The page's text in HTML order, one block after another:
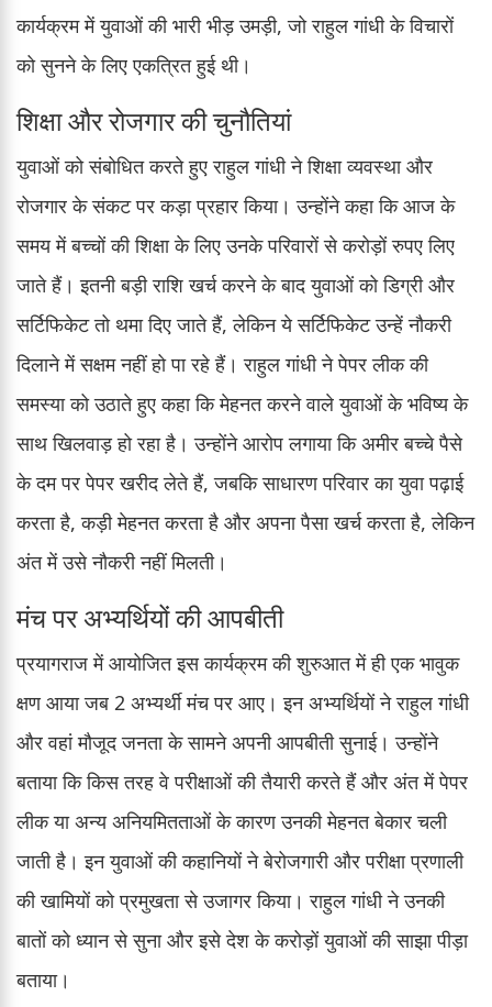
कार्यक्रम में युवाओं की भारी भीड़ उमड़ी, जो राहुल गांधी के विचारों
को सुनने के लिए एकत्रित हुई थी।
शिक्षा और रोजगार की चुनौतियां
युवाओं को संबोधित करते हुए राहुल गांधी ने शिक्षा व्यवस्था और
रोजगार के संकट पर कड़ा प्रहार किया। उन्होंने कहा कि आज के
समय में बच्चों की शिक्षा के लिए उनके परिवारों से करोड़ों रुपए लिए
जाते हैं। इतनी बड़ी राशि खर्च करने के बाद युवाओं को डिग्री और
सर्टिफिकेट तो थमा दिए जाते हैं, लेकिन ये सर्टिफिकेट उन्हें नौकरी
दिलाने में सक्षम नहीं हो पा रहे हैं। राहुल गांधी ने पेपर लीक की
समस्या को उठाते हुए कहा कि मेहनत करने वाले युवाओं के भविष्य के
साथ खिलवाड़ हो रहा है। उन्होंने आरोप लगाया कि अमीर बच्चे पैसे
के दम पर पेपर खरीद लेते हैं, जबकि साधारण परिवार का युवा पढ़ाई
करता है, कड़ी मेहनत करता है और अपना पैसा खर्च करता है, लेकिन
अंत में उसे नौकरी नहीं मिलती।
मंच पर अभ्यर्थियों की आपबीती
प्रयागराज में आयोजित इस कार्यक्रम की शुरुआत में ही एक भावुक
क्षण आया जब 2 अभ्यर्थी मंच पर आए। इन अभ्यर्थियों ने राहुल गांधी
और वहां मौजूद जनता के सामने अपनी आपबीती सुनाई। उन्होंने
बताया कि किस तरह वे परीक्षाओं की तैयारी करते हैं और अंत में पेपर
लीक या अन्य अनियमितताओं के कारण उनकी मेहनत बेकार चली
जाती है। इन युवाओं की कहानियों ने बेरोजगारी और परीक्षा प्रणाली
की खामियों को प्रमुखता से उजागर किया। राहुल गांधी ने उनकी
बातों को ध्यान से सुना और इसे देश के करोड़ों युवाओं की साझा पीड़ा
बताया।